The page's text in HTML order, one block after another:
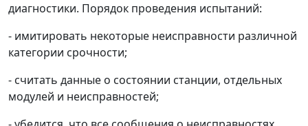
диагностики. Порядок проведения испытаний:
- имитировать некоторые неисправности различной
категории срочности;
- считать данные о состоянии станции, отдельных
модулей и неисправностей;